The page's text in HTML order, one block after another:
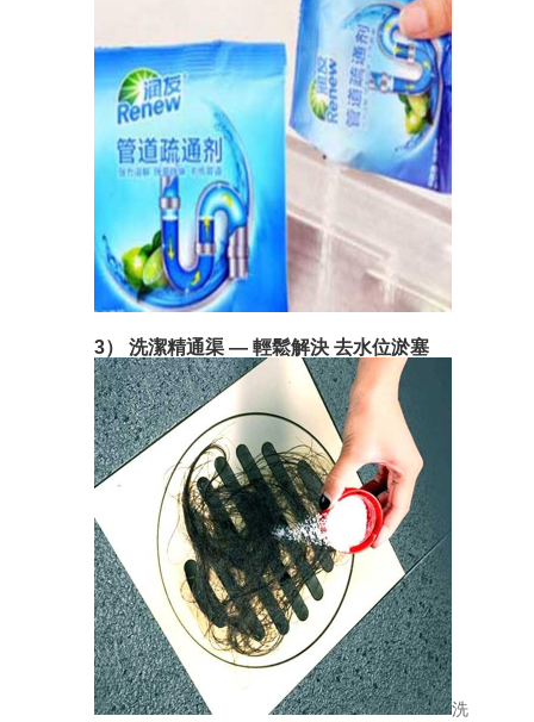
3） 洗潔精通渠 — 輕鬆解決 去水位淤塞
洗